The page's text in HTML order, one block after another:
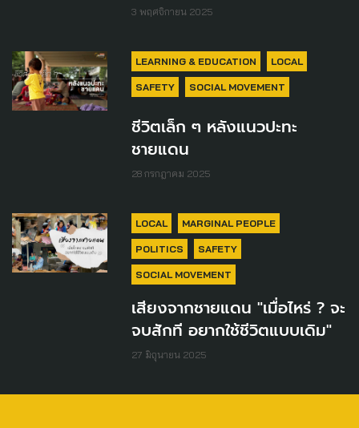
3 พฤศจิกายน 2025
LEARNING & EDUCATION LOCAL
SAFETY SOCIAL MOVEMENT
ชีวิตเล็ก ๆ หลังแนวปะทะ
ชายแดน
28 กรกฎาคม 2025
LOCAL MARGINAL PEOPLE
POLITICS SAFETY
SOCIAL MOVEMENT
เสียงจากชายแดน "เมื่อไหร่ ? จะ
จบสักที อยากใช้ชีวิตแบบเดิม"
27 มิถุนายน 2025